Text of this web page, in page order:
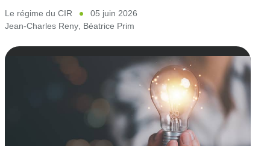
Le régime du CIR
05 juin 2026
Jean-Charles Reny, Béatrice Prim